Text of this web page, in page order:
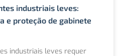
industriais leves:
e proteção de gabinete
industriais leves requer